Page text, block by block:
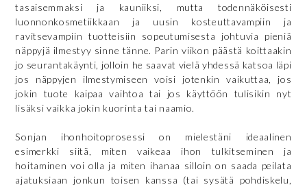
tasaisemmaksi ja kauniiksi, mutta todennäköisesti
luonnonkosmetiikkaan ja uusin kosteuttavampiin ja
ravitsevampiin tuotteisiin sopeutumisesta johtuvia pieniä
näppyjä ilmestyy sinne tänne. Parin viikon päästä koittaakin
jo seurantakäynti, jolloin he saavat vielä yhdessä katsoa läpi
jos näppyjen ilmestymiseen voisi jotenkin vaikuttaa, jos
jokin tuote kaipaa vaihtoa tai jos käyttöön tulisikin nyt
lisäksi vaikka jokin kuorinta tai naamio.
Sonjan ihonhoitoprosessi on mielestäni ideaalinen
esimerkki siitä, miten vaikeaa ihon tulkitseminen ja
hoitaminen voi olla ja miten ihanaa silloin on saada peilata
ajatuksiaan jonkun toisen kanssa (tai sysätä pohdiskelu,